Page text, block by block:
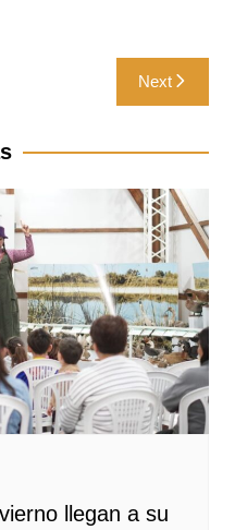
Next
llegan a su